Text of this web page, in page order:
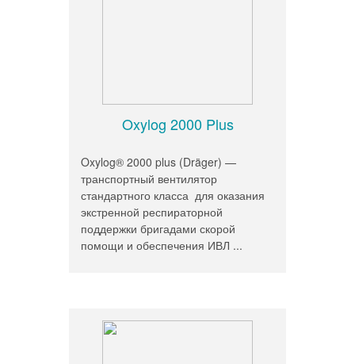
Oxylog 2000 Plus
Oxylog® 2000 plus (Dräger) —
транспортный вентилятор
стандартного класса для оказания
экстренной респираторной
поддержки бригадами скорой
помощи и обеспечения ИВЛ ...